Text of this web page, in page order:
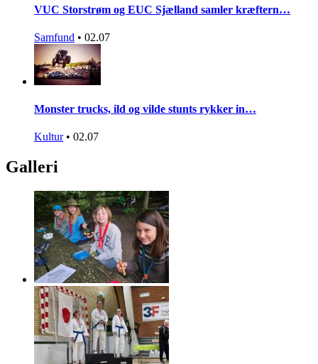
VUC Storstrøm og EUC Sjælland samler kræftern…
Samfund • 02.07
Monster trucks, ild og vilde stunts rykker in…
Kultur • 02.07
Galleri